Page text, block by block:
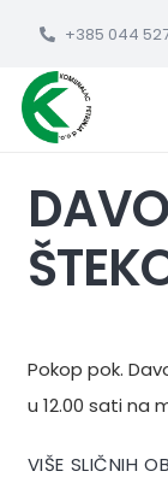
+385 044
Pokop pok.
u 12.00 sati na
VIŠE SLIČNIH